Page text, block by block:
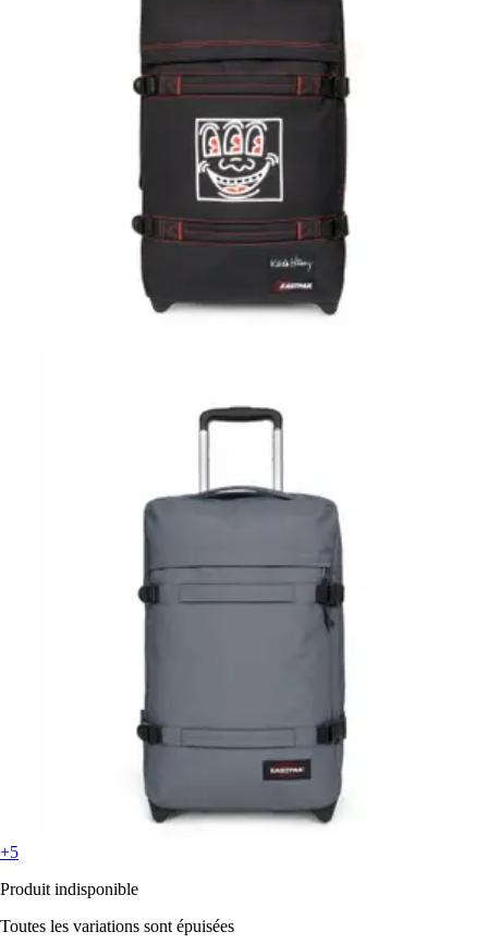
+5
Produit indisponible
Toutes les variations sont épuisées